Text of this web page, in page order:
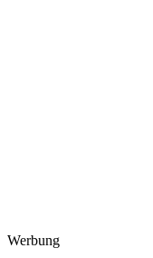
Werbung